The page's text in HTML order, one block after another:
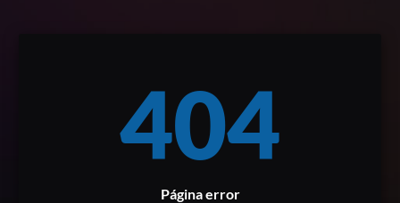
404
Página error